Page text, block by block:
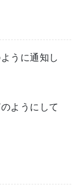
うに通知し
ようにして